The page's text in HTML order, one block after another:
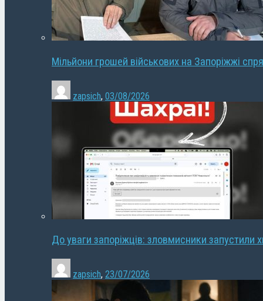
Мільйони грошей військових на Запоріжжі
zapsich, 03/08/2026
До уваги запоріжців: зловмисники запустили
zapsich, 23/07/2026